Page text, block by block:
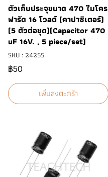
ตัวเก็บประจุขนาด 470 ไมโคร
ฟารัด 16 โวลต์ (คาปาซิเตอร์)
(5 ตัวต่อชุด)(Capacitor 470
uF 16V. , 5 piece/set)
SKU : 24255
฿50
เพิ่มลงตะกร้า